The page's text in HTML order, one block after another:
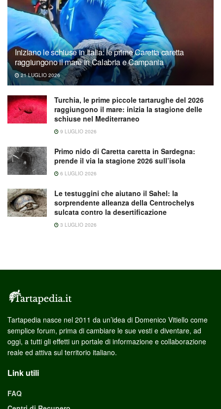
Iniziano le schiuse in Italia: le prime Caretta caretta
raggiungono il mare in Calabria e Campania
21 LUGLIO 2026
Turchia, le prime piccole tartarughe del 2026
raggiungono il mare: inizia la stagione delle
schiuse nel Mediterraneo
9 LUGLIO 2026
Primo nido di Caretta caretta in Sardegna:
prende il via la stagione 2026 sull’isola
6 LUGLIO 2026
Le testuggini che aiutano il Sahel: la
sorprendente alleanza della Centrochelys
sulcata contro la desertificazione
3 LUGLIO 2026
Tartapedia nasce nel 2011 da un’idea di Domenico Vitiello come
semplice forum, prima di cambiare le sue vesti e diventare, ad
oggi, a tutti gli effetti un portale di informazione e collaborazione
reale ed attiva sul territorio italiano.
Link utili
FAQ